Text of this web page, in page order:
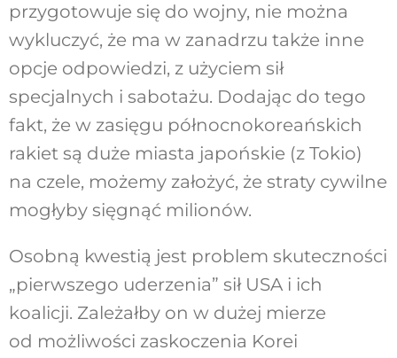
przygotowuje się do wojny, nie można
wykluczyć, że ma w zanadrzu także inne
opcje odpowiedzi, z użyciem sił
specjalnych i sabotażu. Dodając do tego
fakt, że w zasięgu północnokoreańskich
rakiet są duże miasta japońskie (z Tokio)
na czele, możemy założyć, że straty cywilne
mogłyby sięgnąć milionów.
Osobną kwestią jest problem skuteczności
„pierwszego uderzenia” sił USA i ich
koalicji. Zależałby on w dużej mierze
od możliwości zaskoczenia Korei